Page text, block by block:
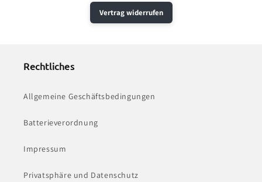
Vertrag widerrufen
Rechtliches
Allgemeine Geschäftsbedingungen
Batterieverordnung
Impressum
Privatsphäre und Datenschutz